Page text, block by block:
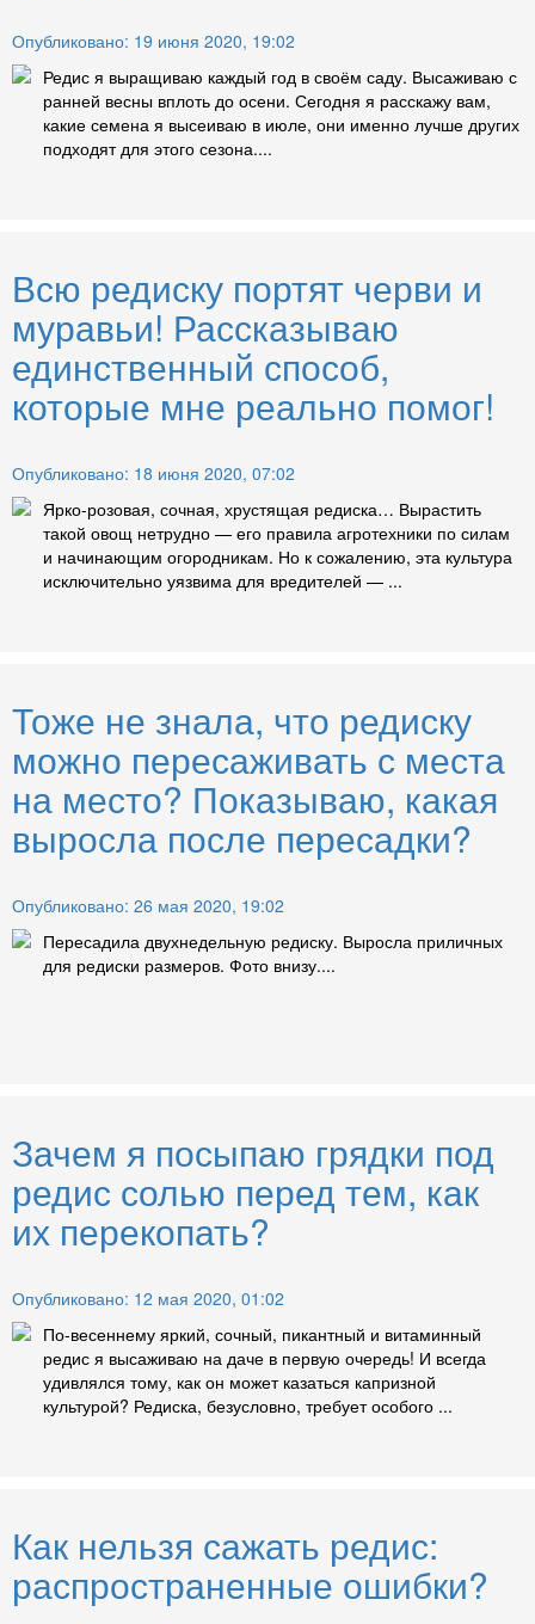
Опубликовано: 19 июня 2020, 19:02
Редис я выращиваю каждый год в своём саду. Высаживаю с
ранней весны вплоть до осени. Сегодня я расскажу вам,
какие семена я высеиваю в июле, они именно лучше других
подходят для этого сезона....
Всю редиску портят черви и
муравьи! Рассказываю
единственный способ,
которые мне реально помог!
Опубликовано: 18 июня 2020, 07:02
Ярко-розовая, сочная, хрустящая редиска… Вырастить
такой овощ нетрудно — его правила агротехники по силам
и начинающим огородникам. Но к сожалению, эта культура
исключительно уязвима для вредителей — ...
Тоже не знала, что редиску
можно пересаживать с места
на место? Показываю, какая
выросла после пересадки?
Опубликовано: 26 мая 2020, 19:02
Пересадила двухнедельную редиску. Выросла приличных
для редиски размеров. Фото внизу....
Зачем я посыпаю грядки под
редис солью перед тем, как
их перекопать?
Опубликовано: 12 мая 2020, 01:02
По-весеннему яркий, сочный, пикантный и витаминный
редис я высаживаю на даче в первую очередь! И всегда
удивлялся тому, как он может казаться капризной
культурой? Редиска, безусловно, требует особого ...
Как нельзя сажать редис:
распространенные ошибки?